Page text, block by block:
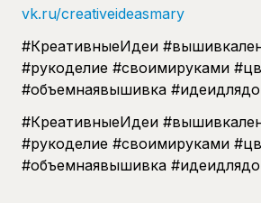
vk.ru/creativeideasmary
#КреативныеИдеи
#рукоделие #своимируками
#объемнаявышивка
#КреативныеИдеи
#рукоделие #своимируками
#объемнаявышивка